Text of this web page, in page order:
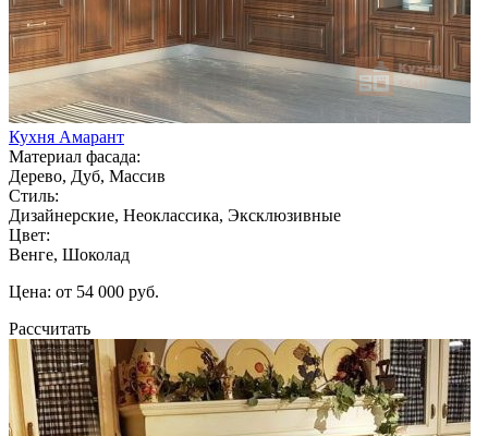
Кухня Амарант
Материал фасада:
Дерево, Дуб, Массив
Стиль:
Дизайнерские, Неоклассика, Эксклюзивные
Цвет:
Венге, Шоколад
Цена: от 54 000 руб.
Рассчитать